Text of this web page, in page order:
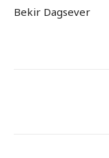
Bekir Dagsever